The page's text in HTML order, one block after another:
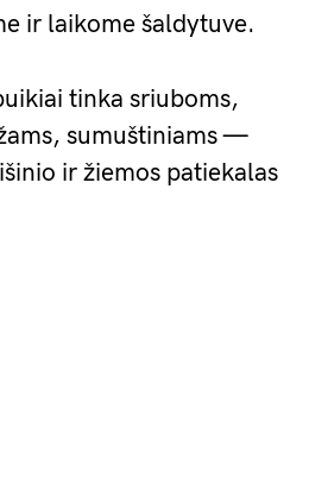
ir laikome šaldytuve.
tinka sriuboms,
sumuštiniams —
ir žiemos patiekalas